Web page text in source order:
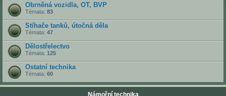
Obrněná vozidla, OT, BVP
Témata: 83
Stíhače tanků, útočná děla
Témata: 47
Dělostřelectvo
Témata: 125
Ostatní technika
Témata: 60
Námořní technika